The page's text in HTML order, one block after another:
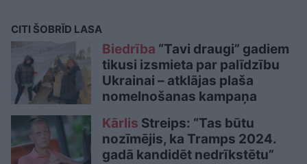
CITI ŠOBRĪD LASA
Biedrība “Tavi draugi” gadiem
tikusi izsmieta par palīdzību
Ukrainai – atklājas plaša
nomelnošanas kampaņa
Kārlis Streips: “Tas būtu
nozīmējis, ka Tramps 2024.
gadā kandidēt nedrīkstētu”